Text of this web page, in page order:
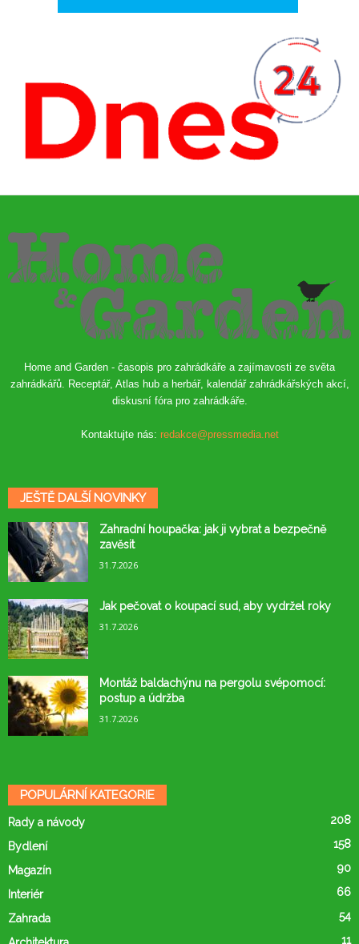
Home and Garden - časopis pro zahrádkáře a zajímavosti ze světa
zahrádkářů. Receptář, Atlas hub a herbář, kalendář zahrádkářských akcí,
diskusní fóra pro zahrádkáře.
Kontaktujte nás: redakce@pressmedia.net
JEŠTĚ DALŠÍ NOVINKY
Zahradní houpačka: jak ji vybrat a bezpečně
zavěsit
31.7.2026
Jak pečovat o koupací sud, aby vydržel roky
31.7.2026
Montáž baldachýnu na pergolu svépomocí:
postup a údržba
31.7.2026
POPULÁRNÍ KATEGORIE
Rady a návody 208
Bydlení 158
Magazín 90
Interiér 66
Zahrada 54
11